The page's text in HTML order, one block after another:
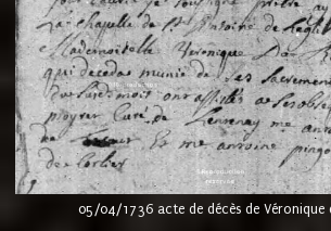
05/04/1736 acte de décès de Véronique